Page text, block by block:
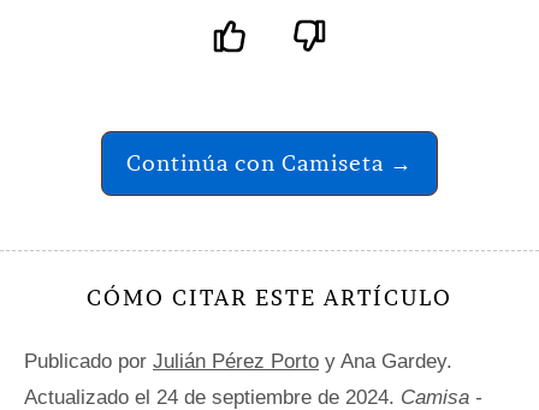
Continúa con Camiseta →
CÓMO CITAR ESTE ARTÍCULO
Publicado por Julián Pérez Porto y Ana Gardey.
Actualizado el 24 de septiembre de 2024. Camisa -